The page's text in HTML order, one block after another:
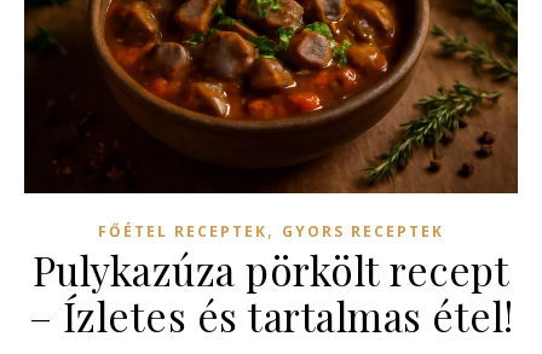
FŐÉTEL RECEPTEK, GYORS RECEPTEK
Pulykazúza pörkölt recept
– Ízletes és tartalmas étel!